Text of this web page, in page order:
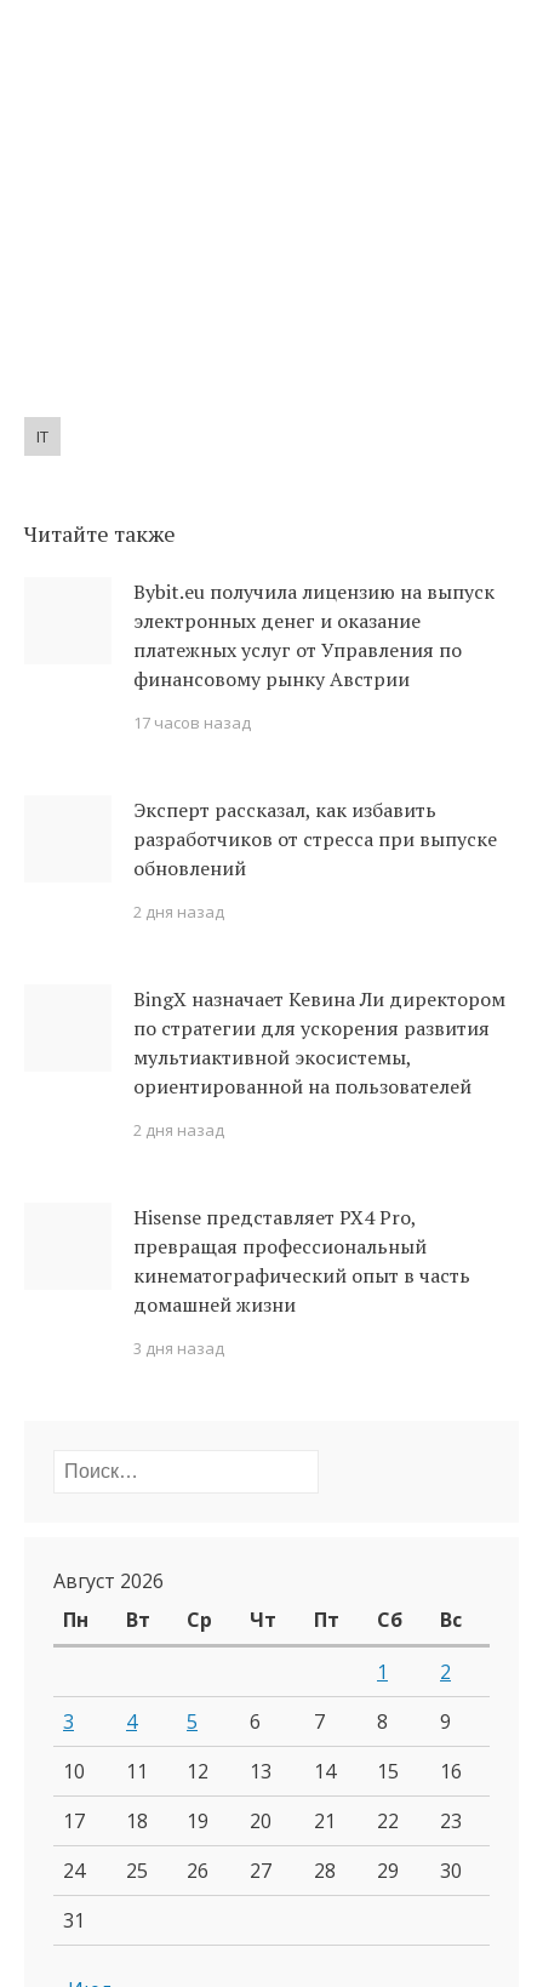
IT
Читайте также
Bybit.eu получила лицензию на выпуск
электронных денег и оказание
платежных услуг от Управления по
финансовому рынку Австрии
17 часов назад
Эксперт рассказал, как избавить
разработчиков от стресса при выпуске
обновлений
2 дня назад
BingX назначает Кевина Ли директором
по стратегии для ускорения развития
мультиактивной экосистемы,
ориентированной на пользователей
2 дня назад
Hisense представляет PX4 Pro,
превращая профессиональный
кинематографический опыт в часть
домашней жизни
3 дня назад
Найти:
Август 2026
Пн
Вт Ср Чт Пт Сб
Вс
1
2
3
4 5 6 7 8
9
10
11 12 13 14 15
16
17
18 19 20 21 22
23
24
25 26 27 28 29
30
31